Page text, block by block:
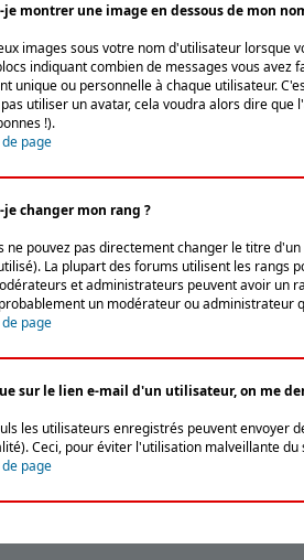
montrer une image en dessous de mon
images sous votre nom d'utilisateur lorsque
indiquant combien de messages vous
unique ou personnelle à chaque utilisateur.
utiliser un avatar, cela voudra alors dire
!).
page
changer mon rang ?
ne pouvez pas directement changer le titre
La plupart des forums utilisent les rangs
et administrateurs peuvent avoir un
un modérateur ou administrateur
page
sur le lien e-mail d'un utilisateur, on me
les utilisateurs enregistrés peuvent envoyer
Ceci, pour éviter l'utilisation malveillante
page